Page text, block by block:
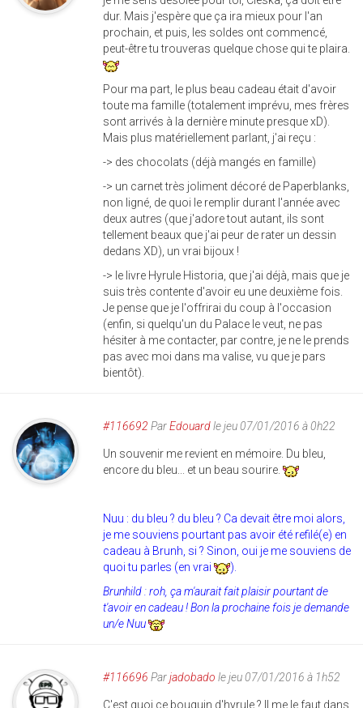
dur. Mais j'espère que ça ira mieux pour l'an
prochain, et puis, les soldes ont commencé,
peut-être tu trouveras quelque chose qui te plaira.
Pour ma part, le plus beau cadeau était d'avoir
toute ma famille (totalement imprévu, mes frères
sont arrivés à la dernière minute presque xD).
Mais plus matériellement parlant, j'ai reçu :
-> des chocolats (déjà mangés en famille)
-> un carnet très joliment décoré de Paperblanks,
non ligné, de quoi le remplir durant l'année avec
deux autres (que j'adore tout autant, ils sont
tellement beaux que j'ai peur de rater un dessin
dedans XD), un vrai bijoux !
-> le livre Hyrule Historia, que j'ai déjà, mais que je
suis très contente d'avoir eu une deuxième fois.
Je pense que je l'offrirai du coup à l'occasion
(enfin, si quelqu'un du Palace le veut, ne pas
hésiter à me contacter, par contre, je ne le prends
pas avec moi dans ma valise, vu que je pars
bientôt).
#116692 ParEdouardle jeu 07/01/2016 à 0h22
Un souvenir me revient en mémoire. Du bleu,
encore du bleu... et un beau sourire.
Nuu : du bleu ? du bleu ? Ca devait être moi alors,
je me souviens pourtant pas avoir été refilé(e) en
cadeau à Brunh, si ? Sinon, oui je me souviens de
quoi tu parles (en vrai
).
Brunhild : roh, ça m'aurait fait plaisir pourtant de
t'avoir en cadeau ! Bon la prochaine fois je demande
un/e Nuu
#116696 Parjadobado le jeu 07/01/2016 à 1h52
C'est quoi ce bouquin d'hyrule ? Il me le faut dans